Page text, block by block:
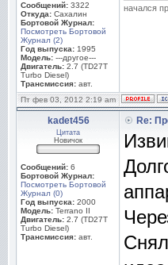
Сообщений: 3322
Откуда: Сахалин
Бортовой Журнал:
Посмотреть Бортовой
Журнал (2)
Год выпуска: 1995
Модель: ---другое---
Двигатель: 2.7 (TD27T
Turbo Diesel)
Трансмиссия: авт.
начался
Пт фев 03, 2012 2:19 am
kadet456
Цитата
Новичок
Сообщений: 6
Бортовой Журнал:
Посмотреть Бортовой
Журнал (0)
Год выпуска: 2000
Модель: Terrano II
Двигатель: 2.7 (TD27T
Turbo Diesel)
Трансмиссия: авт.
Re: